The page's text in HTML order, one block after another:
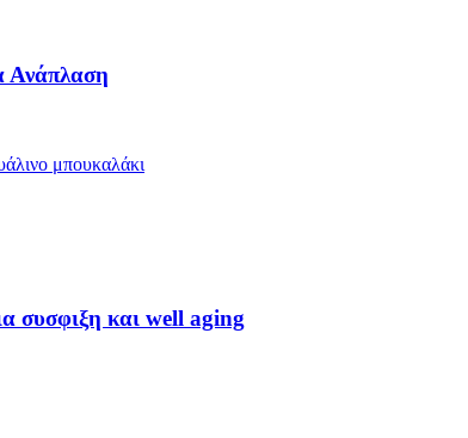
Ανάπλαση
και well aging